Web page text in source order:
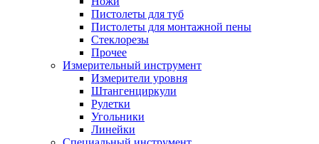
Пистолеты для туб
Пистолеты для монтажной пены
Стеклорезы
Прочее
Измерительный инструмент
Измерители уровня
Штангенциркули
Рулетки
Угольники
Линейки